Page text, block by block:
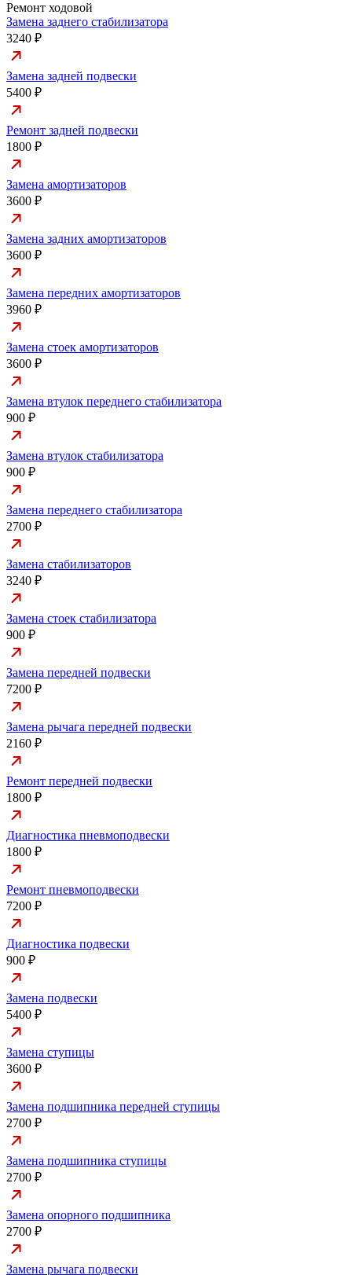
Ремонт ходовой
Замена заднего стабилизатора
3240 ₽
Замена задней подвески
5400 ₽
Ремонт задней подвески
1800 ₽
Замена амортизаторов
3600 ₽
Замена задних амортизаторов
3600 ₽
Замена передних амортизаторов
3960 ₽
Замена стоек амортизаторов
3600 ₽
Замена втулок переднего стабилизатора
900 ₽
Замена втулок стабилизатора
900 ₽
Замена переднего стабилизатора
2700 ₽
Замена стабилизаторов
3240 ₽
Замена стоек стабилизатора
900 ₽
Замена передней подвески
7200 ₽
Замена рычага передней подвески
2160 ₽
Ремонт передней подвески
1800 ₽
Диагностика пневмоподвески
1800 ₽
Ремонт пневмоподвески
7200 ₽
Диагностика подвески
900 ₽
Замена подвески
5400 ₽
Замена ступицы
3600 ₽
Замена подшипника передней ступицы
2700 ₽
Замена подшипника ступицы
2700 ₽
Замена опорного подшипника
2700 ₽
Замена рычага подвески